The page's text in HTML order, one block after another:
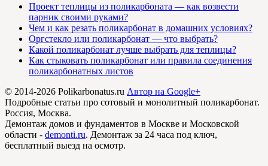
Проект теплицы из поликарбоната — как возвести
парник своими руками?
Чем и как резать поликарбонат в домашних условиях?
Оргстекло или поликарбонат — что выбрать?
Какой поликарбонат лучше выбрать для теплицы?
Как стыковать поликарбонат или правила соединения
поликарбонатных листов
© 2014-2026 Polikarbonatus.ru Автор на Google+
Подробные статьи про сотовый и монолитный поликарбонат.
Россия, Москва.
Демонтаж домов и фундаментов в Москве и Московской
области - demonti.ru. Демонтаж за 24 часа под ключ,
бесплатный выезд на осмотр.